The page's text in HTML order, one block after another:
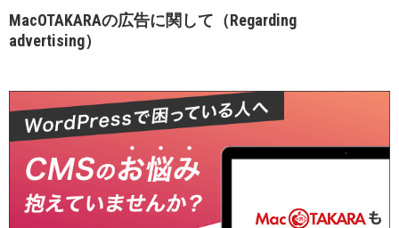
MacOTAKARAの広告に関して（Regarding
advertising）